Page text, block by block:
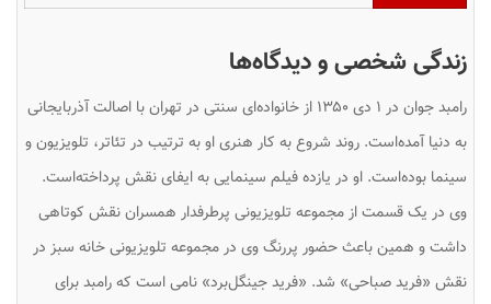
زندگی شخصی و دیدگاه‌ها
رامبد جوان در ۱ دی ۱۳۵۰ از خانواده‌ای سنتی در تهران با اصالت آذربایجانی
به دنیا آمده‌است. روند شروع به کار هنری او به ترتیب در تئاتر، تلویزیون و
سینما بوده‌است. او در یازده فیلم سینمایی به ایفای نقش پرداخته‌است.
وی در یک قسمت از مجموعه تلویزیونی پرطرفدار همسران نقش کوتاهی
داشت و همین باعث حضور پررنگ وی در مجموعه تلویزیونی خانه سبز در
نقش «فرید صباحی» شد. «فرید جینگل‌برد» نامی است که رامبد برای